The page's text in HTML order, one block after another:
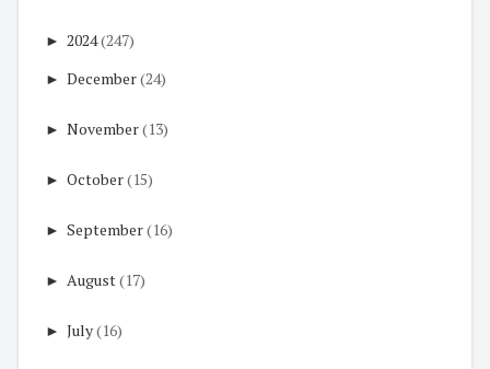
► 2024(247)
► December(24)
► November(13)
► October(15)
► September(16)
► August(17)
► July(16)